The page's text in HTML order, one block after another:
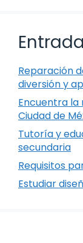
Reparación
diversión y
Encuentra la
Ciudad de
Tutoría y
secundaria
Requisitos
Estudiar